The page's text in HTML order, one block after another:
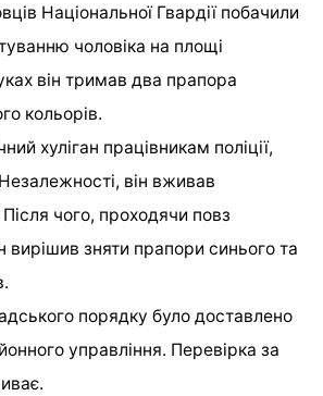
Національної Гвардії побачили
чоловіка на площі
він тримав два прапора
кольорів.
хуліган працівникам поліції,
він вживав
Після чого, проходячи повз
вирішив зняти прапори синього та
порядку було доставлено
управління. Перевірка за